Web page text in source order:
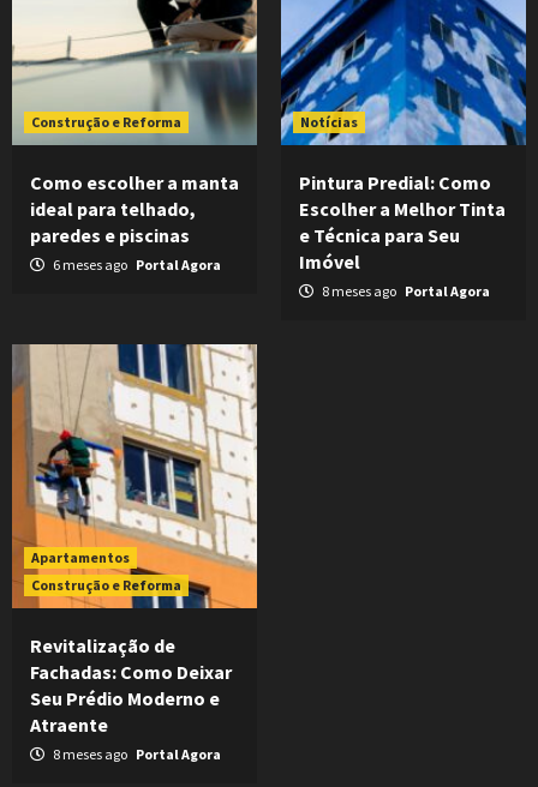
Construção e Reforma
Como escolher a manta
ideal para telhado,
paredes e piscinas
6 meses ago Portal Agora
Notícias
Pintura Predial: Como
Escolher a Melhor Tinta
e Técnica para Seu
Imóvel
8 meses ago Portal Agora
Apartamentos
Construção e Reforma
Revitalização de
Fachadas: Como Deixar
Seu Prédio Moderno e
Atraente
8 meses ago Portal Agora